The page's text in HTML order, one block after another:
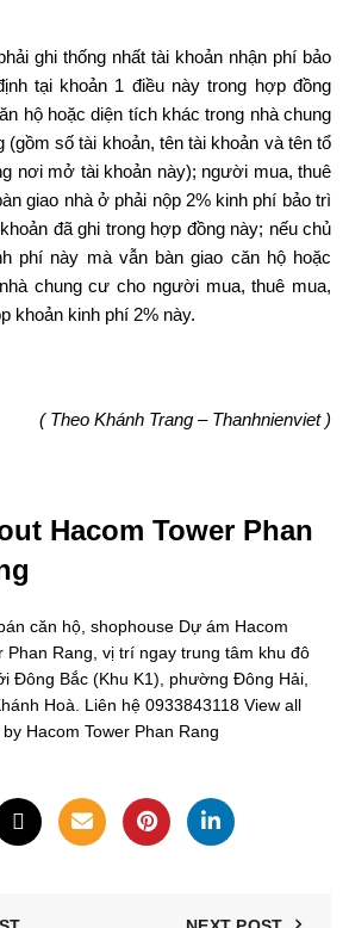
ghi thống nhất tài khoản nhận phí bảo
tại khoản 1 điều này trong hợp đồng
hộ hoặc diện tích khác trong nhà chung
số tài khoản, tên tài khoản và tên tổ
nơi mở tài khoản này); người mua, thuê
giao nhà ở phải nộp 2% kinh phí bảo trì
đã ghi trong hợp đồng này; nếu chủ
phí này mà vẫn bàn giao căn hộ hoặc
chung cư cho người mua, thuê mua,
khoản kinh phí 2% này.
( Theo Khánh Trang – Thanhnienviet )
Hacom Tower Phan
căn hộ, shophouse Dự ám Hacom
Phan Rang, vị trí ngay trung tâm khu đô
Đông Bắc (Khu K1), phường Đông Hải,
Hoà. Liên hệ 0933843118 View all
by Hacom Tower Phan Rang